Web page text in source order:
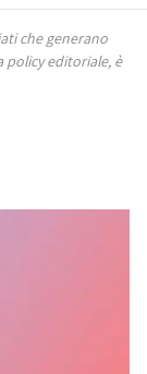
che generano
policy editoriale, è